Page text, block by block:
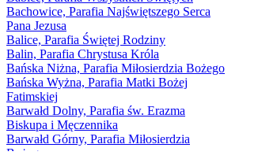
1972
1973
1974
1975
1976
1977
1978
1979
1980
1981
Bachowice, Parafia Najświętszego Serca
Pana Jezusa
Balice, Parafia Świętej Rodziny
Balin, Parafia Chrystusa Króla
Bańska Niżna, Parafia Miłosierdzia Bożego
Bańska Wyżna, Parafia Matki Bożej
Fatimskiej
Barwałd Dolny, Parafia św. Erazma
Biskupa i Męczennika
Barwałd Górny, Parafia Miłosierdzia
Bożego